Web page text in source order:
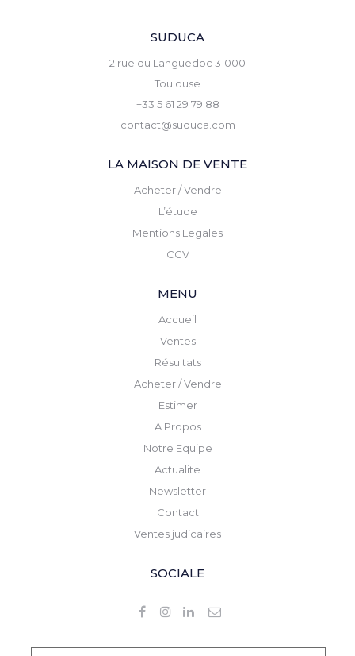
SUDUCA
2 rue du Languedoc 31000
Toulouse
+33 5 61 29 79 88
contact@suduca.com
LA MAISON DE VENTE
Acheter / Vendre
L’étude
Mentions Legales
CGV
MENU
Accueil
Ventes
Résultats
Acheter / Vendre
Estimer
A Propos
Notre Equipe
Actualite
Newsletter
Contact
Ventes judicaires
SOCIALE